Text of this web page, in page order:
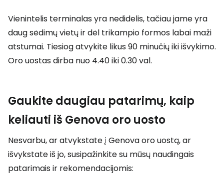
Vienintelis terminalas yra nedidelis, tačiau jame yra
daug sėdimų vietų ir dėl trikampio formos labai maži
atstumai. Tiesiog atvykite likus 90 minučių iki išvykimo.
Oro uostas dirba nuo 4.40 iki 0.30 val.
Gaukite daugiau patarimų, kaip
keliauti iš Genova oro uosto
Nesvarbu, ar atvykstate į Genova oro uostą, ar
išvykstate iš jo, susipažinkite su mūsų naudingais
patarimais ir rekomendacijomis: